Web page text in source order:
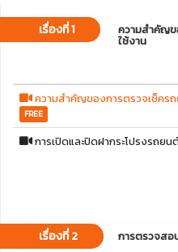
เรื่องที่ 1 ความสำคัญข
ใช้งาน
ความสำคัญของการตรวจเช็คร
FREE
การเปิดและปิดฝากระโปรงรถยน
เรื่องที่ 2 การตรวจสอ